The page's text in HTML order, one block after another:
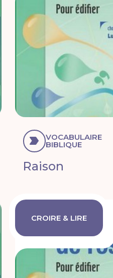
VOCABULAIRE
BIBLIQUE
Raison
CROIRE & LIRE